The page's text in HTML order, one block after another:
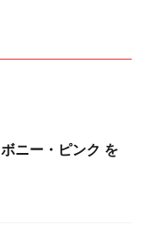
ニー・ピンク を